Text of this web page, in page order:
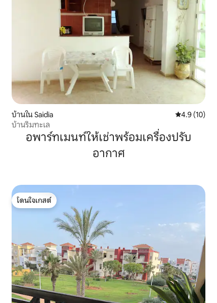
บ้านใน Saidia คะแนนเฉลี่ย
4.9 (10)
บ้านริมทะเล
อพาร์ทเมนท์ให้เช่าพร้อมเครื่องปรับ
อากาศ
โดนใจเกสต์
โดนใจเกสต์